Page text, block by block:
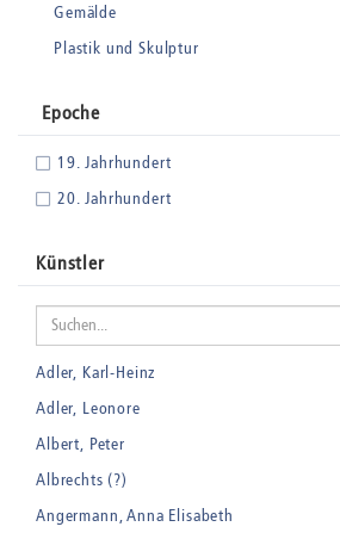
Gemälde
Plastik und Skulptur
Epoche
19. Jahrhundert
20. Jahrhundert
Künstler
Adler, Karl-Heinz
Adler, Leonore
Albert, Peter
Albrechts (?)
Angermann, Anna Elisabeth